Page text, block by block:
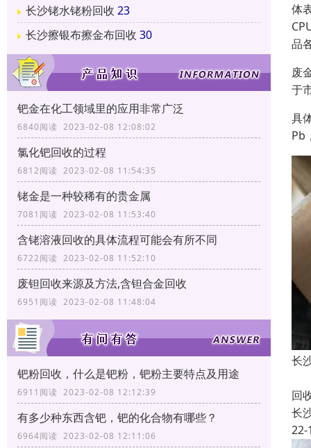
长沙铑水铑粉回收 23
长沙擦银布擦金布回收 30
钯金在化工领域里的应用非常广泛
6840阅读 2023-02-08 12:08:02
氯化钯回收的过程
6812阅读 2023-02-08 11:54:35
铑金是一种较稀有的贵金属
7081阅读 2023-02-08 11:53:40
含铑溶液回收的具体流程可能会有所不同
6722阅读 2023-02-08 11:52:10
废钽回收来源及方法,含钽合金回收
6951阅读 2023-02-08 11:48:04
钯粉回收，什么是钯粉，钯粉主要特点及用途
6911阅读 2023-02-08 12:12:39
有多少种东西含钯，钯的化合物有哪些？
6964阅读 2023-02-08 12:11:06
体
品
废
于
具
Pb
长
回
长
22-